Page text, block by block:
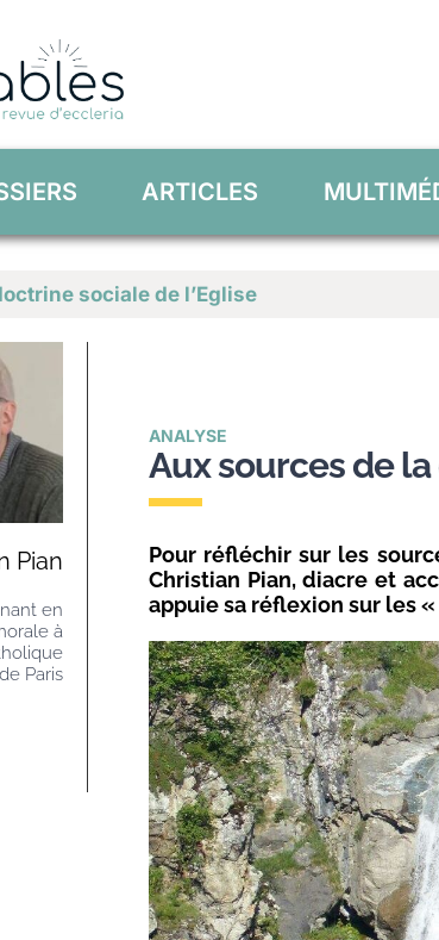
ARTICLES
sociale de l’Eglise
Pian
en
à
de Paris
ANALYSE
Aux sources de
Pour réfléchir sur les
Christian Pian, diacre et
appuie sa réflexion sur les